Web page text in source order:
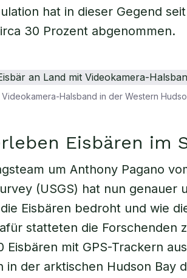
hat in dieser Gegend
30 Prozent abgenommen.
Videokamera-Halsband in der Western
Eisbären im
um Anthony Pagano
(USGS) hat nun genauer
Eisbären bedroht und wie
statteten die Forschenden
Eisbären mit GPS-Trackern
in der arktischen Hudson Bay